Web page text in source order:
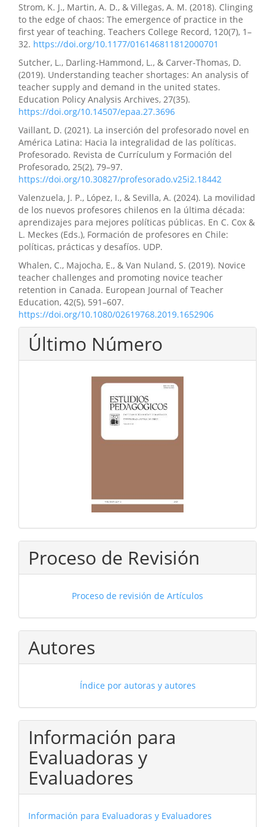
Strom, K. J., Martin, A. D., & Villegas, A. M. (2018). Clinging
to the edge of chaos: The emergence of practice in the
first year of teaching. Teachers College Record, 120(7), 1–
32. https://doi.org/10.1177/016146811812000701
Sutcher, L., Darling-Hammond, L., & Carver-Thomas, D.
(2019). Understanding teacher shortages: An analysis of
teacher supply and demand in the united states.
Education Policy Analysis Archives, 27(35).
https://doi.org/10.14507/epaa.27.3696
Vaillant, D. (2021). La inserción del profesorado novel en
América Latina: Hacia la integralidad de las políticas.
Profesorado. Revista de Currículum y Formación del
Profesorado, 25(2), 79–97.
https://doi.org/10.30827/profesorado.v25i2.18442
Valenzuela, J. P., López, I., & Sevilla, A. (2024). La movilidad
de los nuevos profesores chilenos en la última década:
aprendizajes para mejores políticas públicas. En C. Cox &
L. Meckes (Eds.), Formación de profesores en Chile:
políticas, prácticas y desafíos. UDP.
Whalen, C., Majocha, E., & Van Nuland, S. (2019). Novice
teacher challenges and promoting novice teacher
retention in Canada. European Journal of Teacher
Education, 42(5), 591–607.
https://doi.org/10.1080/02619768.2019.1652906
Último Número
Proceso de Revisión
Proceso de revisión de Artículos
Autores
Índice por autoras y autores
Información para
Evaluadoras y
Evaluadores
Información para Evaluadoras y Evaluadores